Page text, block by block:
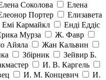
Соколова
Елена
Портер
Елизавета
Емі Кармайкл
Ендi Еддiс
Мурза
Ж. Фавр
Айяла
Жан Кальвин
Збірник
Зейвир Б.
И. В. Каргель
И. М. Концевич
И.